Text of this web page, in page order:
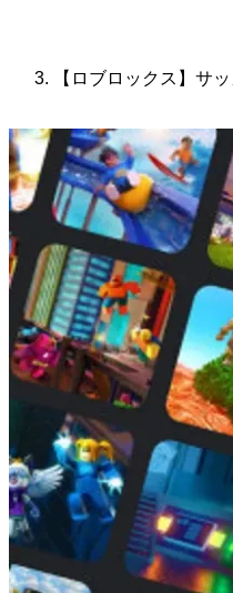
【ロブロックス】サ